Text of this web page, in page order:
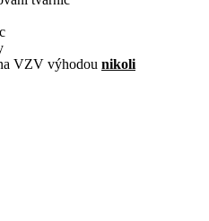
VZV výhodou nikoli